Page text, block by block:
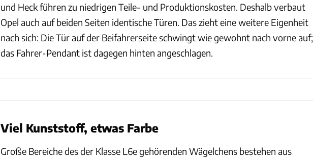
und Heck führen zu niedrigen Teile- und Produktionskosten. Deshalb verbaut
Opel auch auf beiden Seiten identische Türen. Das zieht eine weitere Eigenheit
nach sich: Die Tür auf der Beifahrerseite schwingt wie gewohnt nach vorne auf;
das Fahrer-Pendant ist dagegen hinten angeschlagen.
Viel Kunststoff, etwas Farbe
Große Bereiche des der Klasse L6e gehörenden Wägelchens bestehen aus